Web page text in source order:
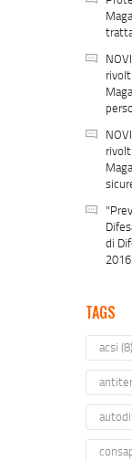
di
TAGS
acsi (8)